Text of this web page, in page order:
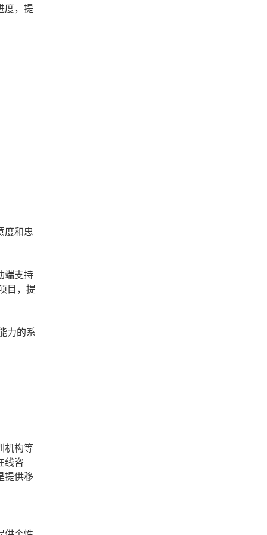
度，提
度和忠
端支持
目，提
力的系
机构等
线咨
提供移